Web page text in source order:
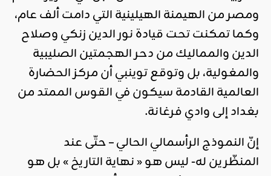
ومصر من الهيمنة الهيلينية التي دامت ألف عام،
وكما تمكنت تحت قيادة نور الدين زنكي وصلاح
الدين والمماليك من دحر الهجمتين الصليبية
والمغولية، بل وتوقع توينبي أن مركز الحضارة
العالمية القادمة سيكون في القوس الممتد من
بغداد إلى وادي فرغانة.
إنّ النموذج الرأسمالي الحالي – حتّى عند
المنظّرين له- ليس هو « نهاية التاريخ » بل هو